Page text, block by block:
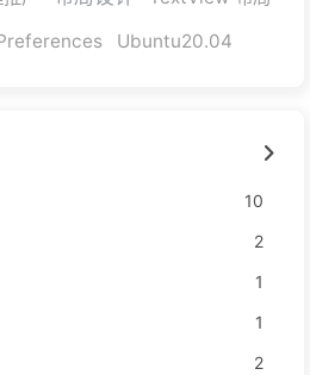
Ubuntu20.04
10
2
1
1
2